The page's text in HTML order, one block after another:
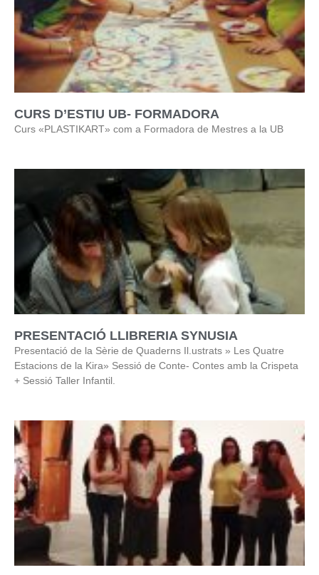
CURS D’ESTIU UB- FORMADORA
Curs «PLASTIKART» com a Formadora de Mestres a la UB
PRESENTACIÓ LLIBRERIA SYNUSIA
Presentació de la Sèrie de Quaderns Il.ustrats » Les Quatre
Estacions de la Kira» Sessió de Conte- Contes amb la Crispeta
+ Sessió Taller Infantil.